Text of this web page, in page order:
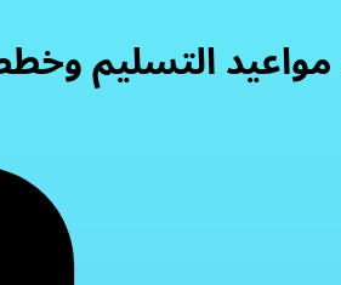
مواعيد التسليم